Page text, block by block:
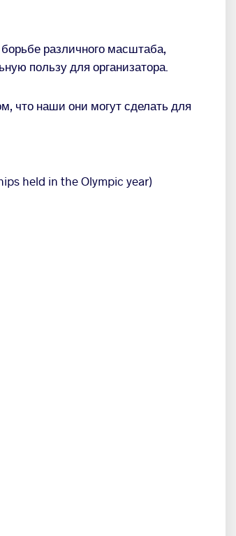
различного масштаба,
пользу для организатора.
что наши они могут сделать для
held in the Olympic year)